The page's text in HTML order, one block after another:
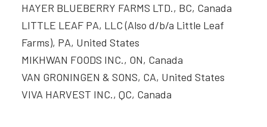
HAYER BLUEBERRY FARMS LTD., BC, Canada
LITTLE LEAF PA, LLC (Also d/b/a Little Leaf
Farms), PA, United States
MIKHWAN FOODS INC., ON, Canada
VAN GRONINGEN & SONS, CA, United States
VIVA HARVEST INC., QC, Canada